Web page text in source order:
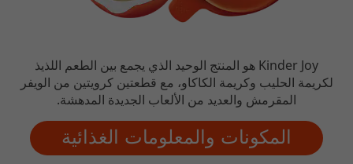
Kinder Joy هو المنتج الوحيد الذي يجمع بين الطعم اللذيذ
لكريمة الحليب وكريمة الكاكاو، مع قطعتين كرويتين من الويفر
المقرمش والعديد من الألعاب الجديدة المدهشة.
المكونات والمعلومات الغذائية